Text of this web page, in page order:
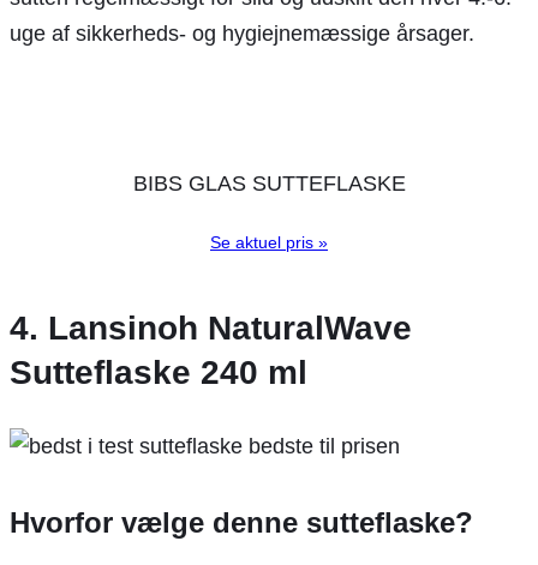
uge af sikkerheds- og hygiejnemæssige årsager.
BIBS GLAS SUTTEFLASKE
Se aktuel pris »
4. Lansinoh NaturalWave
Sutteflaske 240 ml
Hvorfor vælge denne sutteflaske?